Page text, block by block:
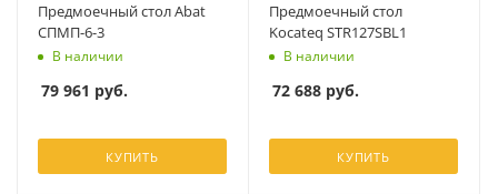
Предмоечный стол Abat
СПМП-6-3
В наличии
79 961 руб.
КУПИТЬ
Предмоечный стол
Kocateq STR127SBL1
В наличии
72 688 руб.
КУПИТЬ